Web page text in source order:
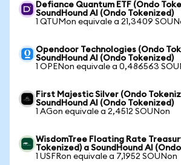
Defiance Quantum ETF (Ondo
SoundHound AI (Ondo Tokenized)
1 QTUMon equivale a 21,3409
Opendoor Technologies (Ondo
SoundHound AI (Ondo Tokenized)
1 OPENon equivale a 0,486563
First Majestic Silver (Ondo
SoundHound AI (Ondo Tokenized)
1 AGon equivale a 2,4512 SOUNon
WisdomTree Floating Rate
Tokenized) a SoundHound AI
1 USFRon equivale a 7,1952 SOUNon